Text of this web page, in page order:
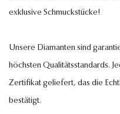
exklusive Schmuckstücke!
Unsere Diamanten sind
höchsten Qualitätsstandards.
Zertifikat geliefert, das die
bestätigt.